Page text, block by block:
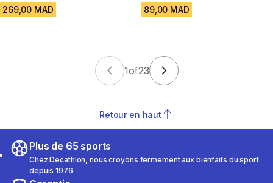
269,00 MAD 89,00 MAD
1of23
Retour en haut
Plus de 65 sports
Chez Decathlon, nous croyons fermement aux bienfaits du sport
depuis 1976.